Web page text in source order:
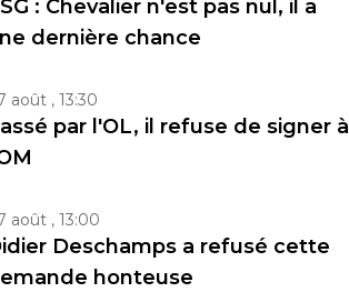
: Chevalier n'est pas nul, il a
dernière chance
août , 13:30
par l'OL, il refuse de signer à
août , 13:00
Deschamps a refusé cette
honteuse